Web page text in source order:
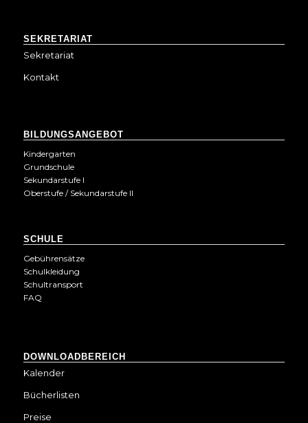
SEKRETARIAT
Sekretariat
Kontakt
BILDUNGSANGEBOT
Kindergarten
Grundschule
Sekundarstufe I
Oberstufe / Sekundarstufe II
SCHULE
Gebührensätze
Schulkleidung
Schultransport
FAQ
DOWNLOADBEREICH
Kalender
Bücherlisten
Preise